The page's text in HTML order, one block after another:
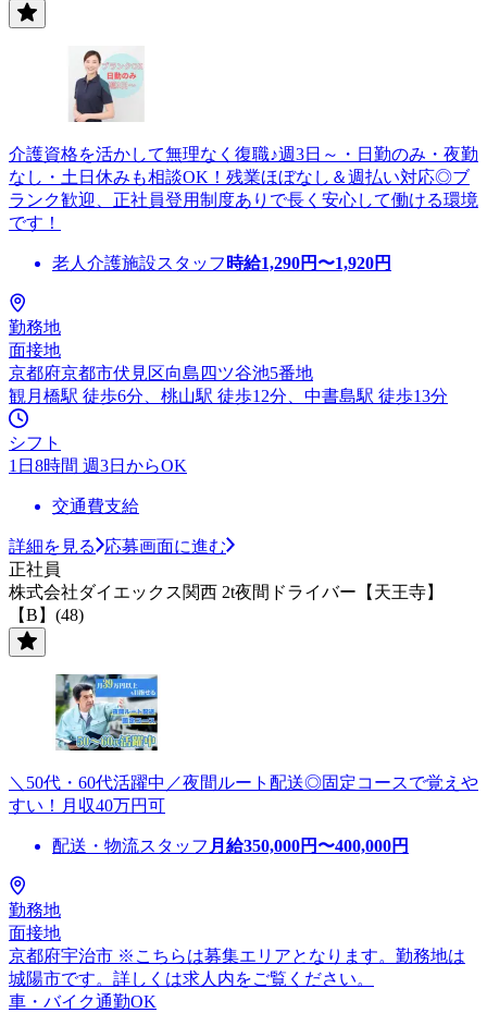
介護資格を活かして無理なく復職♪週3日～・日勤のみ・夜勤
なし・土日休みも相談OK！残業ほぼなし＆週払い対応◎ブ
ランク歓迎、正社員登用制度ありで長く安心して働ける環境
です！
老人介護施設スタッフ 時給1,290円〜1,920円
勤務地
面接地
京都府京都市伏見区向島四ツ谷池5番地
観月橋駅 徒歩6分、桃山駅 徒歩12分、中書島駅 徒歩13分
シフト
1日8時間 週3日からOK
交通費支給
詳細を見る
応募画面に進む
正社員
株式会社ダイエックス関西 2t夜間ドライバー【天王寺】
【B】(48)
＼50代・60代活躍中／夜間ルート配送◎固定コースで覚えや
すい！月収40万円可
配送・物流スタッフ 月給350,000円〜400,000円
勤務地
面接地
京都府宇治市 ※こちらは募集エリアとなります。勤務地は
城陽市です。詳しくは求人内をご覧ください。
車・バイク通勤OK